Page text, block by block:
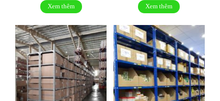
Xem thêm Xem thêm